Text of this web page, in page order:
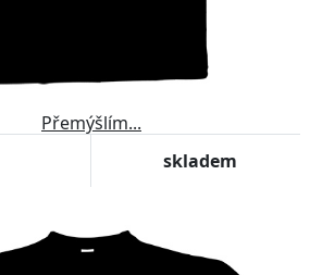
Přemýšlím...
skladem